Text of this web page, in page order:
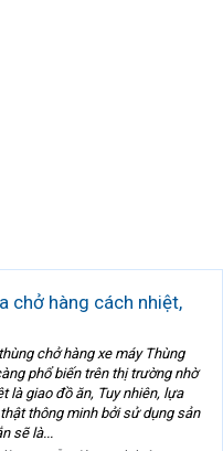
chở hàng cách nhiệt,
chở hàng xe máy Thùng
phổ biến trên thị trường nhờ
là giao đồ ăn, Tuy nhiên, lựa
thông minh bởi sử dụng sản
sẽ là...